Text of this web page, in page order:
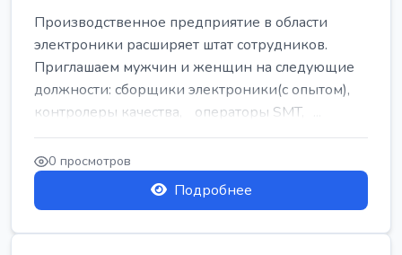
Производственное предприятие в области
электроники расширяет штат сотрудников.
Приглашаем мужчин и женщин на следующие
должности: сборщики электроники(с опытом),
контролеры качества, операторы SMT, ...
0 просмотров
Подробнее